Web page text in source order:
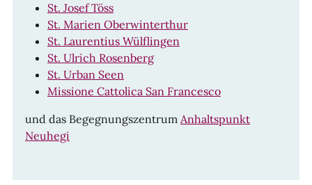
St. Josef Töss
St. Marien Oberwinterthur
St. Laurentius Wülflingen
St. Ulrich Rosenberg
St. Urban Seen
Missione Cattolica San Francesco
und das Begegnungszentrum Anhaltspunkt
Neuhegi